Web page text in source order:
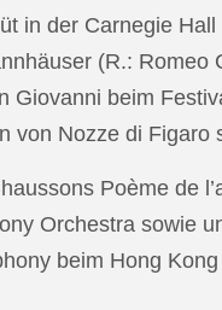
in der Carnegie
(R.:
beim
von Nozze di
Poème de
Orchestra sowie
beim Hong